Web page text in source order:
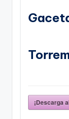
¡Descarga